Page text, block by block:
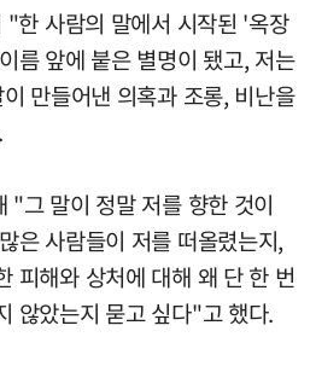
한 사람의 말에서 시작된 '옥장
름 앞에 붙은 별명이 됐고, 저는
만들어낸 의혹과 조롱, 비난을
"그 말이 정말 저를 향한 것이
은 사람들이 저를 떠올렸는지,
피해와 상처에 대해 왜 단 한 번
않았는지 묻고 싶다"고 했다.